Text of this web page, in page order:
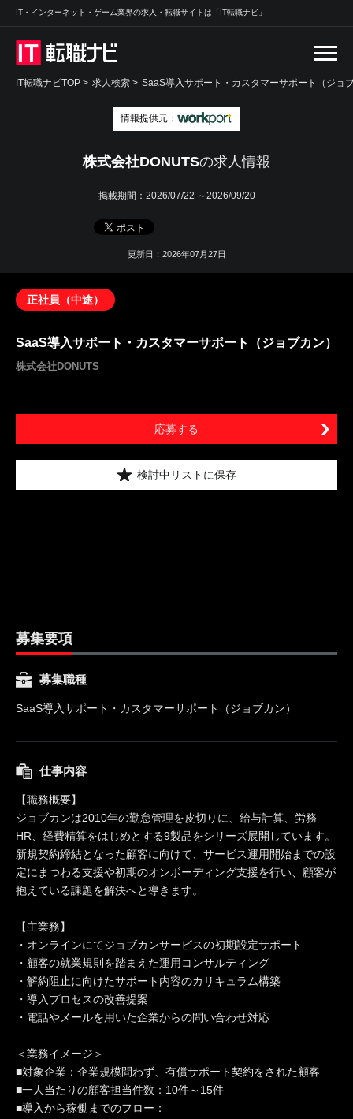
IT・インターネット・ゲーム業界の求人・転職サイトは「IT転職ナビ」
IT転職ナビTOP > 求人検索 > SaaS導入サポート・カスタマーサポート（ジョ
情報提供元：
株式会社DONUTSの求人情報
掲載期間： 2026/07/22 ～2026/09/20
更新日：2026年07月27日
正社員（中途）
SaaS導入サポート・カスタマーサポート（ジョブカン）
株式会社DONUTS
応募する
検討中リストに保存
募集要項
募集職種
SaaS導入サポート・カスタマーサポート（ジョブカン）
仕事内容
【職務概要】
ジョブカンは2010年の勤怠管理を皮切りに、給与計算、労務
HR、経費精算をはじめとする9製品をシリーズ展開しています。
新規契約締結となった顧客に向けて、サービス運用開始までの設
定にまつわる支援や初期のオンボーディング支援を行い、顧客が
抱えている課題を解決へと導きます。
【主業務】
・オンラインにてジョブカンサービスの初期設定サポート
・顧客の就業規則を踏まえた運用コンサルティング
・解約阻止に向けたサポート内容のカリキュラム構築
・導入プロセスの改善提案
・電話やメールを用いた企業からの問い合わせ対応
＜業務イメージ＞
■対象企業：企業規模問わず、有償サポート契約をされた顧客
■一人当たりの顧客担当件数：10件～15件
■導入から稼働までのフロー：